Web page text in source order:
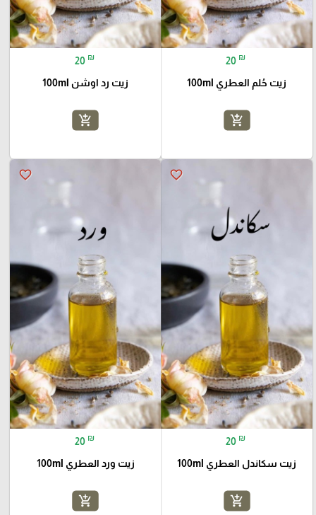
20 ₪
زيت حُلم العطري 100ml
add_shopping_cart
20 ₪
زيت رد اوشن 100ml
add_shopping_cart
favorite_border
20 ₪
زيت سكاندل العطري 100ml
add_shopping_cart
favorite_border
20 ₪
زيت ورد العطري 100ml
add_shopping_cart